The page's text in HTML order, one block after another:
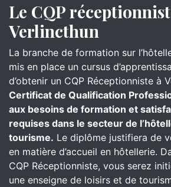
Le CQP
Verlincthun
La branche de formation sur
mis en place un cursus
d’obtenir un CQP Réceptionniste à
Certificat de Qualification
aux besoins de formation et
requises dans le secteur de
tourisme. Le diplôme justifiera de
en matière d’accueil en hôtellerie.
CQP Réceptionniste, vous serez
une enseigne de loisirs et de